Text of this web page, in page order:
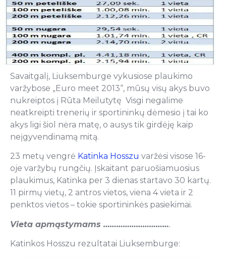
Savaitgalį, Liuksemburge vykusiose plaukimo
varžybose „Euro meet 2013“, mūsų visų akys buvo
nukreiptos į Rūta Meilutytę Visgi negalime
neatkreipti trenerių ir sportininkų dėmesio į tai ko
akys ligi šiol nėra matę, o ausys tik girdėję kaip
neįgyvendinamą mitą.
23 metų vengrė Katinka Hosszu varžėsi visose 16-
oje varžybų rungčių. Įskaitant paruošiamuosius
plaukimus, Katinka per 3 dienas startavo 30 kartų.
11 pirmų vietų, 2 antros vietos, viena 4 vieta ir 2
penktos vietos – tokie sportininkės pasiekimai.
Vieta apmąstymams ………………………….
Katinkos Hosszu rezultatai Liuksemburge: